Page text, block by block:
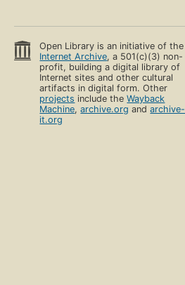
Open Library is an initiative of the
Internet Archive, a 501(c)(3) non-
profit, building a digital library of
Internet sites and other cultural
artifacts in digital form. Other
projects include theWayback
Machine,archive.org andarchive-
it.org